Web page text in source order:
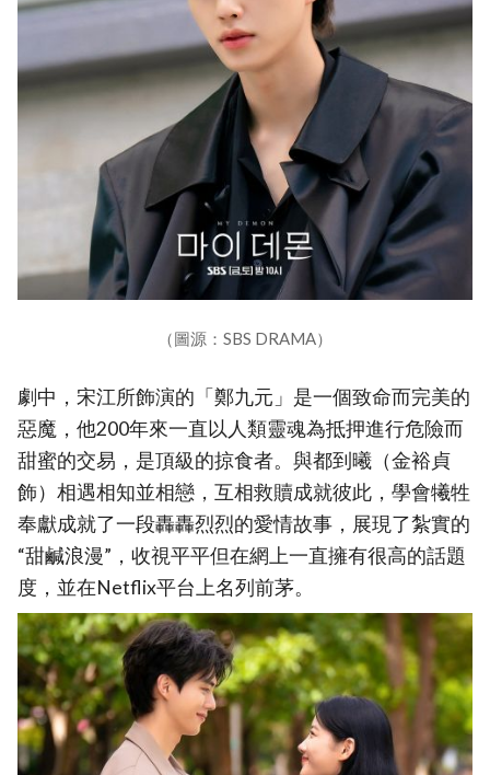
（圖源：SBS DRAMA）
劇中，宋江所飾演的「鄭九元」是一個致命而完美的
惡魔，他200年來一直以人類靈魂為抵押進行危險而
甜蜜的交易，是頂級的掠食者。與都到曦（金裕貞
飾）相遇相知並相戀，互相救贖成就彼此，學會犧牲
奉獻成就了一段轟轟烈烈的愛情故事，展現了紮實的
“甜鹹浪漫”，收視平平但在網上一直擁有很高的話題
度，並在Netflix平台上名列前茅。